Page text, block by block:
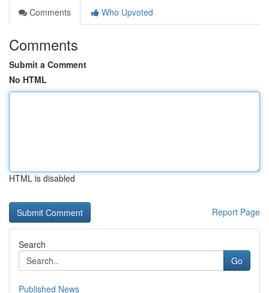
Comments
Who Upvoted
Comments
Submit a Comment
No HTML
HTML is disabled
Report Page
Search
Go
Published News